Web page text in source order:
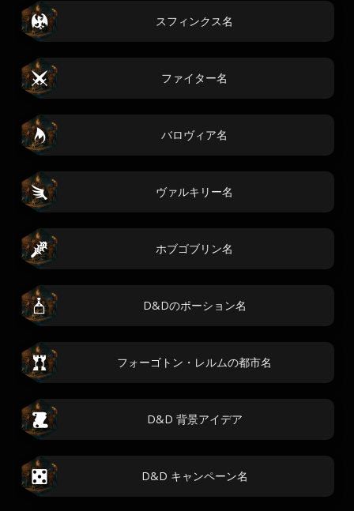
スフィンクス名
ファイター名
バロヴィア名
ヴァルキリー名
ホブゴブリン名
D&Dのポーション名
フォーゴトン・レルムの都市名
D&D 背景アイデア
D&D キャンペーン名